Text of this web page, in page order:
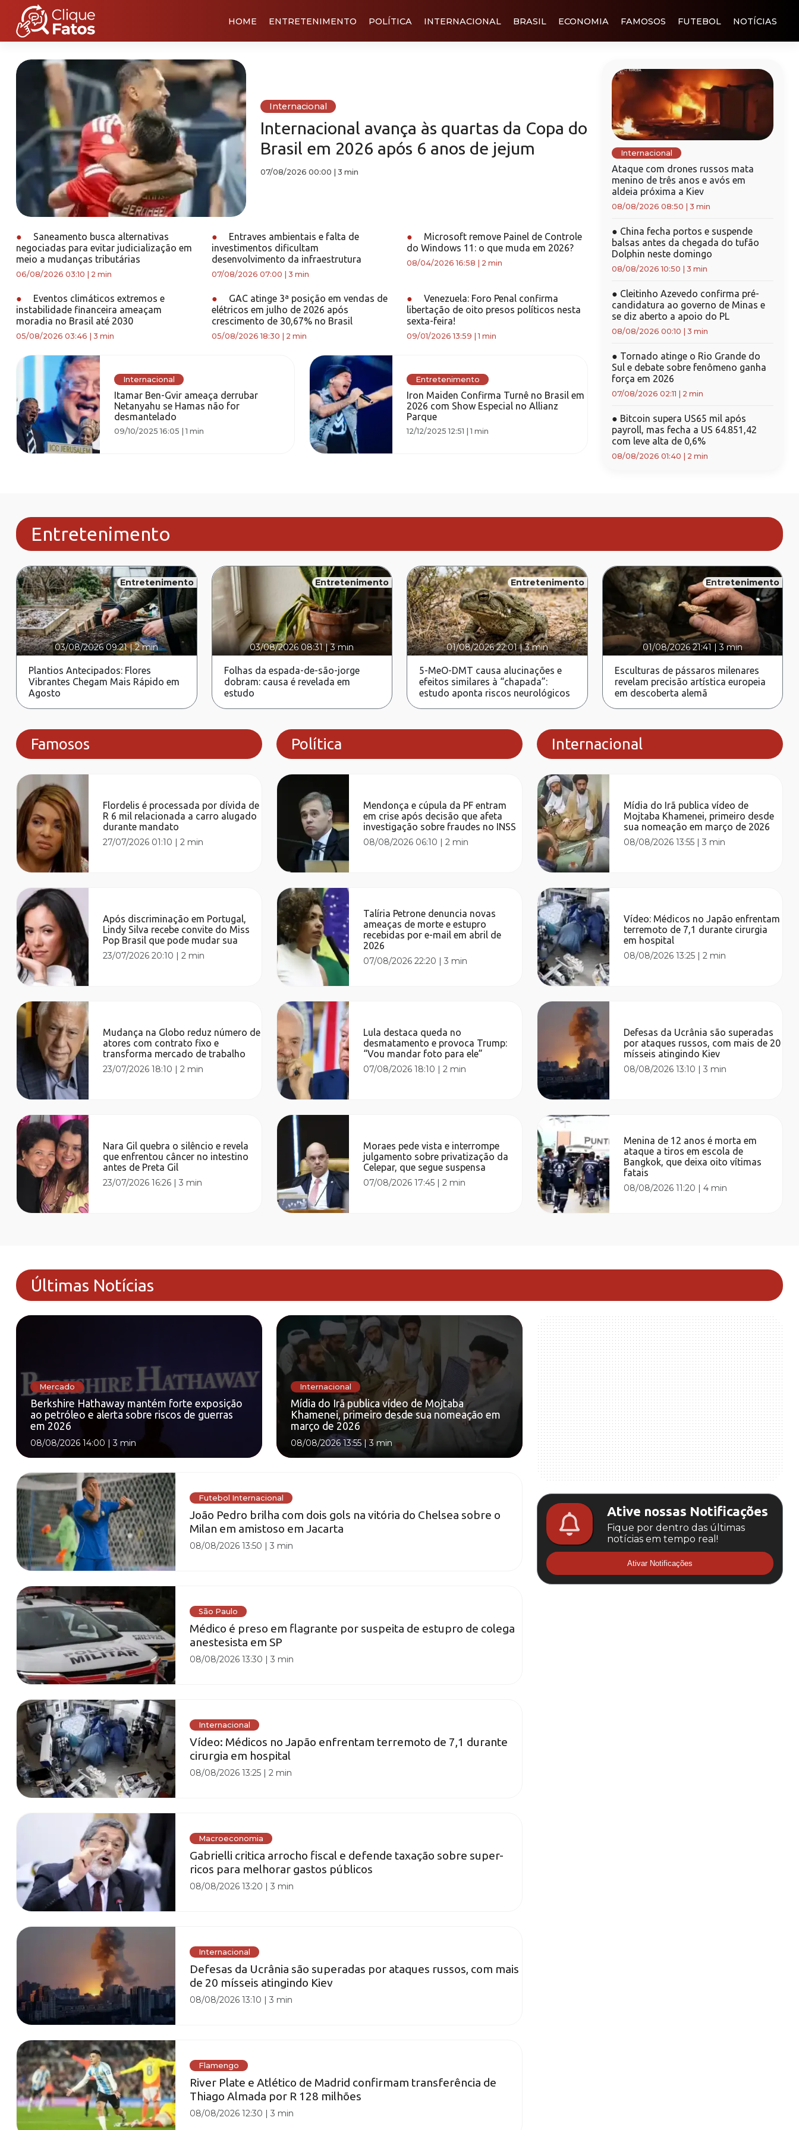
HOME ENTRETENIMENTO POLÍTICA INTERNACIONAL BRASIL ECONOMIA FAMOSOS FUTEBOL NOTÍCIAS
Internacional
Internacional avança às quartas da Copa do
Brasil em 2026 após 6 anos de jejum
07/08/2026 00:00 3 min
●
Saneamento busca alternativas
negociadas para evitar judicialização em
meio a mudanças tributárias
06/08/2026 03:10 2 min
●
Entraves ambientais e falta de
investimentos dificultam
desenvolvimento da infraestrutura
07/08/2026 07:00 3 min
●
Microsoft remove Painel de Controle
do Windows 11: o que muda em 2026?
08/04/2026 16:58 2 min
●
Eventos climáticos extremos e
instabilidade financeira ameaçam
moradia no Brasil até 2030
05/08/2026 03:46 3 min
●
GAC atinge 3ª posição em vendas de
elétricos em julho de 2026 após
crescimento de 30,67% no Brasil
05/08/2026 18:30 2 min
●
Venezuela: Foro Penal confirma
libertação de oito presos políticos nesta
sexta-feira!
09/01/2026 13:59 |1 min
Internacional
Itamar Ben-Gvir ameaça derrubar
Netanyahu se Hamas não for
desmantelado
09/10/2025 16:05 |1 min
Entretenimento
Iron Maiden Confirma Turnê no Brasil em
2026 com Show Especial no Allianz
Parque
12/12/2025 12:51 |1 min
Internacional
Ataque com drones russos mata
menino de três anos e avós em
aldeia próxima a Kiev
08/08/2026 08:50 3 min
● China fecha portos e suspende
balsas antes da chegada do tufão
Dolphin neste domingo
08/08/2026 10:50 3 min
● Cleitinho Azevedo confirma pré-
candidatura ao governo de Minas e
se diz aberto a apoio do PL
08/08/2026 00:10 3 min
● Tornado atinge o Rio Grande do
Sul e debate sobre fenômeno ganha
força em 2026
07/08/2026 02:11 2 min
● Bitcoin supera US65 mil após
payroll, mas fecha a US 64.851,42
com leve alta de 0,6%
08/08/2026 01:40 2 min
Entretenimento
Entretenimento
03/08/2026 09:21|2 min
Plantios Antecipados: Flores
Vibrantes Chegam Mais Rápido em
Agosto
Entretenimento
03/08/2026 08:31|3 min
Folhas da espada-de-são-jorge
dobram: causa é revelada em
estudo
Entretenimento
01/08/2026 22:01|3 min
5-MeO-DMT causa alucinações e
efeitos similares à “chapada”:
estudo aponta riscos neurológicos
Entretenimento
01/08/2026 21:41 |3 min
Esculturas de pássaros milenares
revelam precisão artística europeia
em descoberta alemã
Famosos
Flordelis é processada por dívida de
R 6 mil relacionada a carro alugado
durante mandato
27/07/2026 01:10 |2 min
Após discriminação em Portugal,
Lindy Silva recebe convite do Miss
Pop Brasil que pode mudar sua
23/07/2026 20:10 |2 min
Mudança na Globo reduz número de
atores com contrato fixo e
transforma mercado de trabalho
23/07/2026 18:10 |2 min
Nara Gil quebra o silêncio e revela
que enfrentou câncer no intestino
antes de Preta Gil
23/07/2026 16:26 |3 min
Política
Mendonça e cúpula da PF entram
em crise após decisão que afeta
investigação sobre fraudes no INSS
08/08/2026 06:10 |2 min
Talíria Petrone denuncia novas
ameaças de morte e estupro
recebidas por e-mail em abril de
2026
07/08/2026 22:20 |3 min
Lula destaca queda no
desmatamento e provoca Trump:
“Vou mandar foto para ele”
07/08/2026 18:10 |2 min
Moraes pede vista e interrompe
julgamento sobre privatização da
Celepar, que segue suspensa
07/08/2026 17:45 |2 min
Internacional
Mídia do Irã publica vídeo de
Mojtaba Khamenei, primeiro desde
sua nomeação em março de 2026
08/08/2026 13:55 |3 min
Vídeo: Médicos no Japão enfrentam
terremoto de 7,1 durante cirurgia
em hospital
08/08/2026 13:25 |2 min
Defesas da Ucrânia são superadas
por ataques russos, com mais de 20
mísseis atingindo Kiev
08/08/2026 13:10 |3 min
Menina de 12 anos é morta em
ataque a tiros em escola de
Bangkok, que deixa oito vítimas
fatais
08/08/2026 11:20 |4 min
Últimas Notícias
Mercado
Berkshire Hathaway mantém forte exposição
ao petróleo e alerta sobre riscos de guerras
em 2026
08/08/2026 14:00 |3 min
Internacional
Mídia do Irã publica vídeo de Mojtaba
Khamenei, primeiro desde sua nomeação em
março de 2026
08/08/2026 13:55|3 min
Futebol Internacional
João Pedro brilha com dois gols na vitória do Chelsea sobre o
Milan em amistoso em Jacarta
08/08/2026 13:50 |3 min
São Paulo
Médico é preso em flagrante por suspeita de estupro de colega
anestesista em SP
08/08/2026 13:30 |3 min
Internacional
Vídeo: Médicos no Japão enfrentam terremoto de 7,1 durante
cirurgia em hospital
08/08/2026 13:25 |2 min
Macroeconomia
Gabrielli critica arrocho fiscal e defende taxação sobre super-
ricos para melhorar gastos públicos
08/08/2026 13:20 |3 min
Internacional
Defesas da Ucrânia são superadas por ataques russos, com mais
de 20 mísseis atingindo Kiev
08/08/2026 13:10 |3 min
Flamengo
River Plate e Atlético de Madrid confirmam transferência de
Thiago Almada por R 128 milhões
08/08/2026 12:30 |3 min
Ative nossas Notificações
Fique por dentro das últimas
notícias em tempo real!
Ativar Notificações